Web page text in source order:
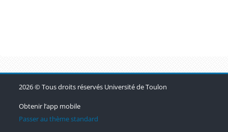
Blocs
Blocs
Blocs
2026 © Tous droits réservés Université de Toulon
Obtenir l’app mobile
Passer au thème standard